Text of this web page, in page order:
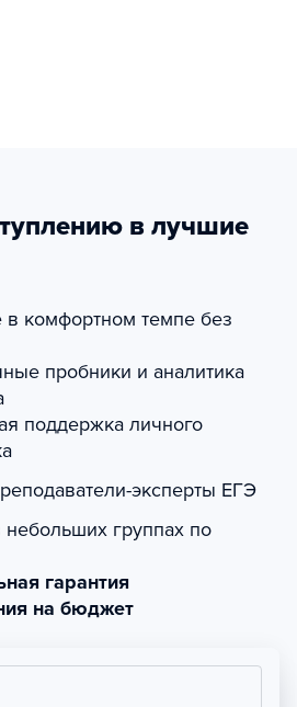
в лучшие
комфортном темпе без
пробники и аналитика
поддержка личного
эксперты ЕГЭ
небольших группах по
гарантия
на бюджет